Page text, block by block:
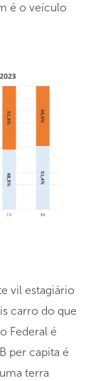
é o veículo
vil estagiário
carro do que
Federal é
per capita é
terra